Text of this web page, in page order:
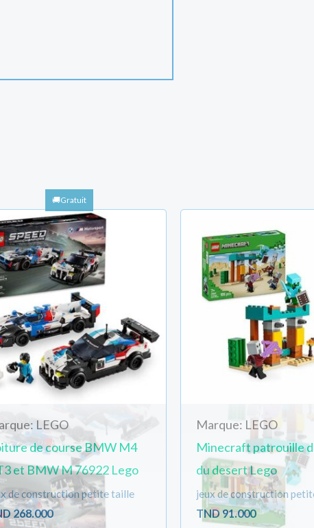
LEGO
de course BMW M4
et BMW M 76922 Lego
de construction petite taille
268.000
Marque: LEGO
Minecraft patrouille
du desert Lego
jeux de construction
TND 91.000